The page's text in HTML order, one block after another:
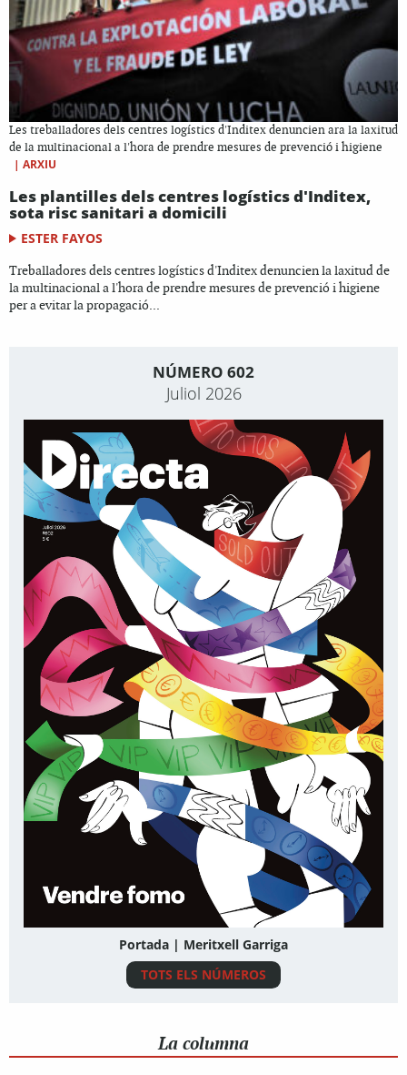
Les treballadores dels centres logístics d'Inditex denuncien ara la laxitud
de la multinacional a l'hora de prendre mesures de prevenció i higiene
| ARXIU
Les plantilles dels centres logístics d'Inditex,
sota risc sanitari a domicili
ESTER FAYOS
Treballadores dels centres logístics d'Inditex denuncien la laxitud de
la multinacional a l'hora de prendre mesures de prevenció i higiene
per a evitar la propagació...
NÚMERO 602
Juliol 2026
Portada | Meritxell Garriga
TOTS ELS NÚMEROS
La columna